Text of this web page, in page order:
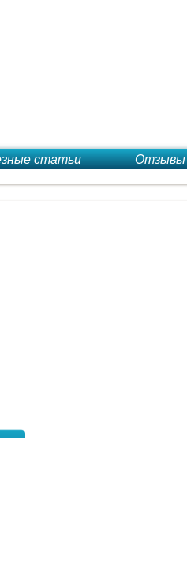
статьи Отзывы